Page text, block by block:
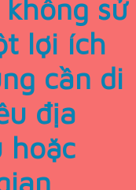
sử
lợi ích
cần di
địa
hoặc